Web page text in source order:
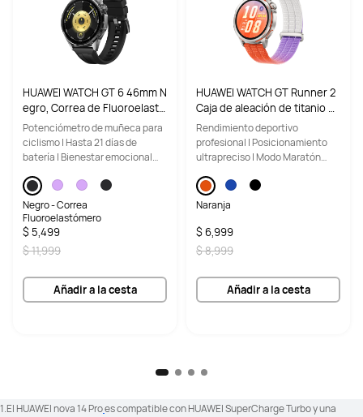
HUAWEI WATCH GT 6 46mm N
egro, Correa de Fluoroelastó
mero, Hasta 21 días, Potenció
metro para ciclismo, Paquete
Potenciómetro de muñeca para
ciclismo | Hasta 21 días de
batería | Bienestar emocional
Negro - Correa
Fluoroelastómero
$ 5,499
$ 11,999
Añadir a la cesta
HUAWEI WATCH GT Runner 2
Caja de aleación de titanio na
ranja Correa de nailon color
naranja blanco degradado
Rendimiento deportivo
profesional | Posicionamiento
ultrapreciso | Modo Maratón
Naranja
$ 6,999
$ 8,999
Añadir a la cesta
1.El HUAWEI nova 14 Proes compatible con HUAWEI SuperCharge Turbo y una